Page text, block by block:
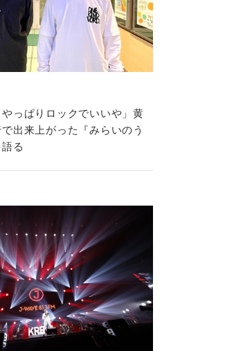
っぱりロックでいいや」黄
出来上がった『みらいのう
る